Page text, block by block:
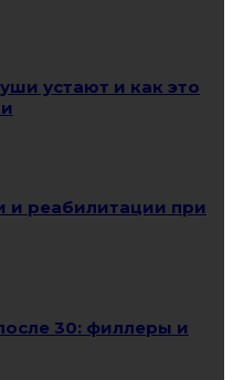
устают и как это
и реабилитации при
30: филлеры и